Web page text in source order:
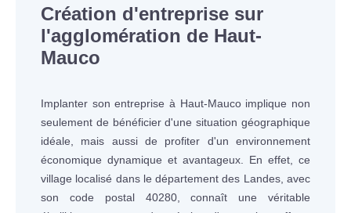
Création d'entreprise sur
l'agglomération de Haut-
Mauco
Implanter son entreprise à Haut-Mauco implique non
seulement de bénéficier d'une situation géographique
idéale, mais aussi de profiter d'un environnement
économique dynamique et avantageux. En effet, ce
village localisé dans le département des Landes, avec
son code postal 40280, connaît une véritable